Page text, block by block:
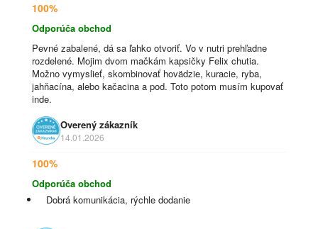
100%
Odporúča obchod
Pevné zabalené, dá sa ľahko otvoriť. Vo v nutri prehľadne
rozdelené. Mojim dvom mačkám kapsičky Felix chutia.
Možno vymyslieť, skombinovať hovädzie, kuracie, ryba,
jahňacína, alebo kačacina a pod. Toto potom musím kupovať
inde.
Overený zákazník
14.01.2026
100%
Odporúča obchod
Dobrá komunikácia, rýchle dodanie